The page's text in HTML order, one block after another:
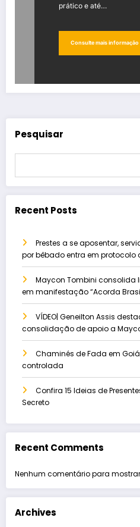
prático e até…
Consulte mais informação
Pesquisar
Recent Posts
Prestes a se aposentar,
por bêbado entra em protocolo
Maycon Tombini consolida
em manifestação “Acorda
VÍDEO| Geneilton Assis
consolidação de apoio a
Chaminés de Fada em
controlada
Confira 15 Ideias de
Secreto
Recent Comments
Nenhum comentário para
Archives